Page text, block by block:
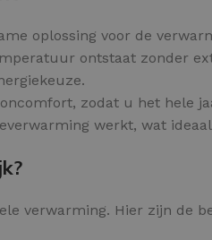
oplossing voor de
ontstaat zonder
zodat u het hele
werkt, wat
verwarming. Hier zijn de